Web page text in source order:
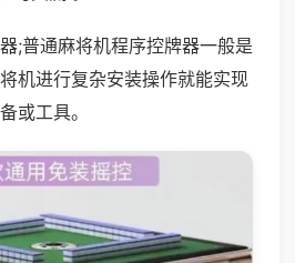
;普通麻将机程序控牌器一般是
机进行复杂安装操作就能实现
或工具。